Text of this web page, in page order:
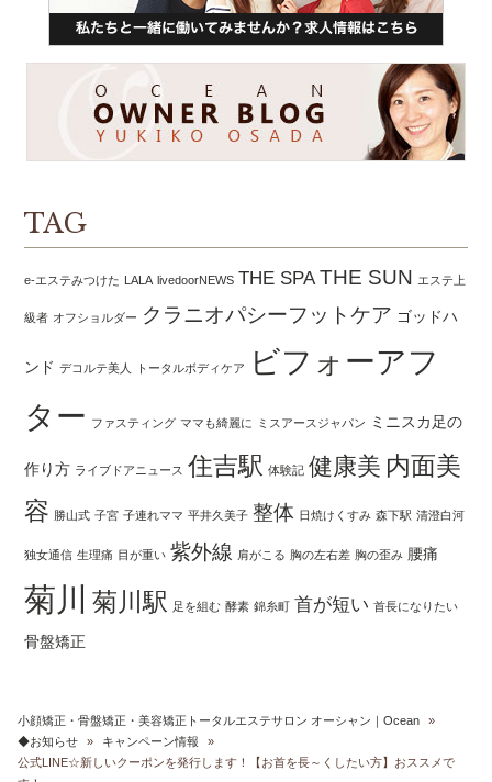
TAG
e-エステみつけた LALA livedoorNEWS THE SPA THE SUN エステ上
級者 オフショルダー クラニオパシーフットケア ゴッドハ
ンド デコルテ美人 トータルボディケア
ビフォーアフ
ター ファスティング ママも綺麗に ミスアースジャパン ミニスカ足の
作り方 ライブドアニュース 住吉駅 体験記 健康美 内面美
容 勝山式 子宮 子連れママ 平井久美子 整体 日焼けくすみ 森下駅 清澄白河
独女通信 生理痛 目が重い 紫外線 肩がこる 胸の左右差 胸の歪み 腰痛
菊川 菊川駅 足を組む 酵素 錦糸町 首が短い 首長になりたい
骨盤矯正
小顔矯正・骨盤矯正・美容矯正トータルエステサロン オーシャン｜Ocean
»
◆お知らせ
» キャンペーン情報
»
公式LINE☆新しいクーポンを発行します！【お首を長～くしたい方】おススメで